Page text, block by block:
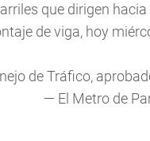
que dirigen
de viga, hoy
de Tráfico,
— El Metro de